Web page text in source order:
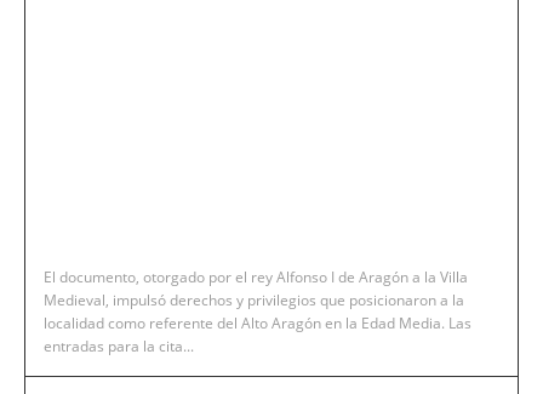
El documento, otorgado por el rey Alfonso I de Aragón a la Villa
Medieval, impulsó derechos y privilegios que posicionaron a la
localidad como referente del Alto Aragón en la Edad Media. Las
entradas para la cita...